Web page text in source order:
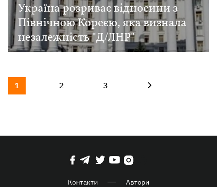
Україна розриває відносини з
Північною Кореєю, яка визнала
незалежність "Д/ЛНР"
1 2 3
Контакти Автори